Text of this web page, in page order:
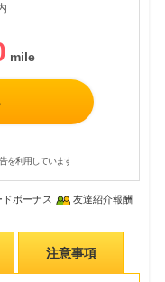
を利用しています
ドボーナス 友達紹介報酬
注意事項